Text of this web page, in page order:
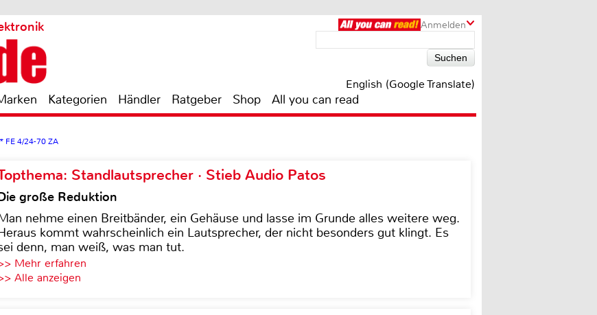
Anmelden
English (Google Translate)
Kategorien Händler Ratgeber Shop All you can read
FE 4/24-70 ZA
Standlautsprecher · Stieb Audio Patos
große Reduktion
nehme einen Breitbänder, ein Gehäuse und lasse im Grunde alles weitere weg.
kommt wahrscheinlich ein Lautsprecher, der nicht besonders gut klingt. Es
denn, man weiß, was man tut.
Mehr erfahren
Alle anzeigen